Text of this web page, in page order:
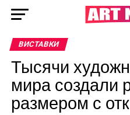
ВИСТАВКИ
Тысячи
мира создали
размером с